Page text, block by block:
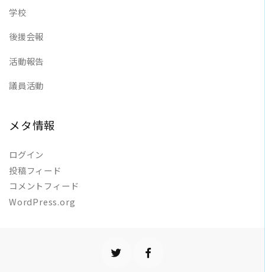
学校
後援会報
活動報告
議員活動
メタ情報
ログイン
投稿フィード
コメントフィード
WordPress.org